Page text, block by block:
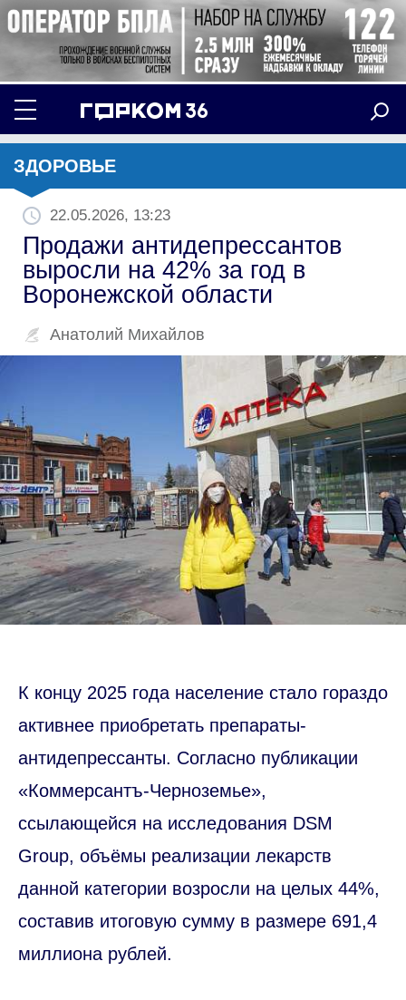
ЗДОРОВЬЕ
22.05.2026, 13:23
Продажи антидепрессантов
выросли на 42% за год в
Воронежской области
Анатолий Михайлов
К концу 2025 года население стало гораздо
активнее приобретать препараты-
антидепрессанты. Согласно публикации
«Коммерсантъ-Черноземье»,
ссылающейся на исследования DSM
Group, объёмы реализации лекарств
данной категории возросли на целых 44%,
составив итоговую сумму в размере 691,4
миллиона рублей.